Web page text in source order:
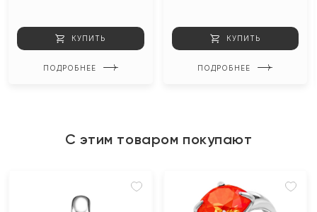
КУПИТЬ
ПОДРОБНЕЕ
КУПИТЬ
ПОДРОБНЕЕ
С этим товаром покупают